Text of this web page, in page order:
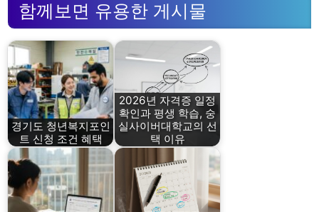
함께보면 유용한 게시물
경기도 청년복지포인
트 신청 조건 혜택
2026년 자격증 일정
확인과 평생 학습, 숭
실사이버대학교의 선
택 이유